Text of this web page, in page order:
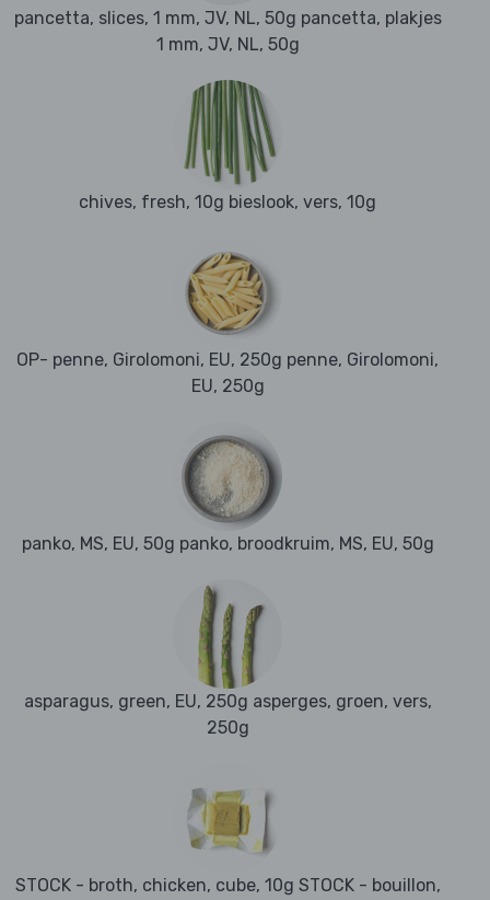
pancetta, slices, 1 mm, JV, NL, 50g pancetta, plakjes
1 mm, JV, NL, 50g
chives, fresh, 10g bieslook, vers, 10g
OP- penne, Girolomoni, EU, 250g penne, Girolomoni,
EU, 250g
panko, MS, EU, 50g panko, broodkruim, MS, EU, 50g
asparagus, green, EU, 250g asperges, groen, vers,
250g
STOCK - broth, chicken, cube, 10g STOCK - bouillon,